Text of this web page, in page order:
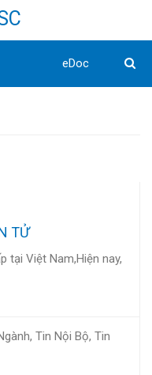
eDoc
TỬ
tại Việt Nam,Hiện nay,
, Tin Nội Bộ, Tin